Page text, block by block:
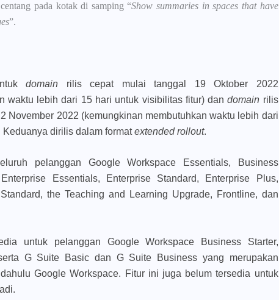
pada kotak di samping “Show summaries in spaces that have
”.
domain rilis cepat mulai tanggal 19 Oktober 2022
waktu lebih dari 15 hari untuk visibilitas fitur) dandomain rilis
November 2022 (kemungkinan membutuhkan waktu lebih dari
Keduanya dirilis dalam formatextended rollout.
pelanggan Google Workspace Essentials, Business
Essentials, Enterprise Standard, Enterprise Plus,
the Teaching and Learning Upgrade, Frontline, dan
untuk pelanggan Google Workspace Business Starter,
G Suite Basic dan G Suite Business yang merupakan
Google Workspace. Fitur ini juga belum tersedia untuk